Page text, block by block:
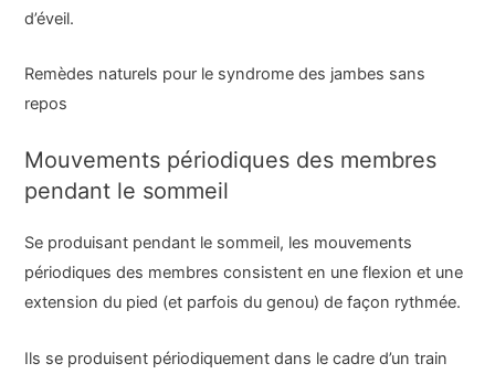
d’éveil.
Remèdes naturels pour le syndrome des jambes sans
repos
Mouvements périodiques des membres
pendant le sommeil
Se produisant pendant le sommeil, les mouvements
périodiques des membres consistent en une flexion et une
extension du pied (et parfois du genou) de façon rythmée.
Ils se produisent périodiquement dans le cadre d’un train